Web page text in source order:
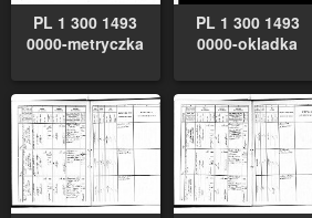
PL 1 300 1493
0000-metryczka
PL 1 300 1493
0000-okladka